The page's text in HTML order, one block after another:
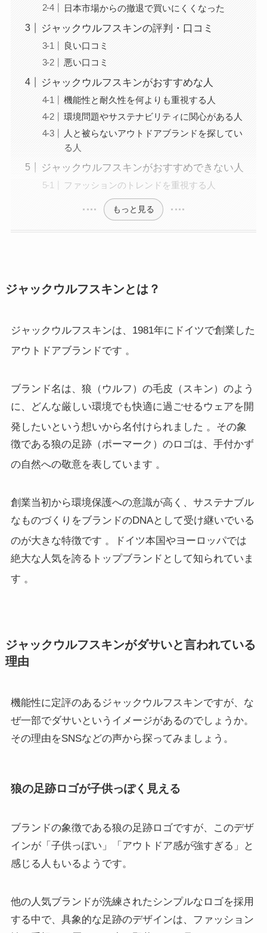
日本市場からの撤退で買いにくくなった
ジャックウルフスキンの評判・口コミ
良い口コミ
悪い口コミ
ジャックウルフスキンがおすすめな人
機能性と耐久性を何よりも重視する人
環境問題やサステナビリティに関心がある人
人と被らないアウトドアブランドを探してい
る人
ジャックウルフスキンがおすすめできない人
ファッションのトレンドを重視する人
もっと見る
ジャックウルフスキンとは？
ジャックウルフスキンは、1981年にドイツで創業した
アウトドアブランドです 。
ブランド名は、狼（ウルフ）の毛皮（スキン）のよう
に、どんな厳しい環境でも快適に過ごせるウェアを開
発したいという想いから名付けられました 。その象
徴である狼の足跡（ポーマーク）のロゴは、手付かず
の自然への敬意を表しています 。
創業当初から環境保護への意識が高く、サステナブル
なものづくりをブランドのDNAとして受け継いでいる
のが大きな特徴です 。ドイツ本国やヨーロッパでは
絶大な人気を誇るトップブランドとして知られていま
す 。
ジャックウルフスキンがダサいと言われている
理由
機能性に定評のあるジャックウルフスキンですが、な
ぜ一部でダサいというイメージがあるのでしょうか。
その理由をSNSなどの声から探ってみましょう。
狼の足跡ロゴが子供っぽく見える
ブランドの象徴である狼の足跡ロゴですが、このデザ
インが「子供っぽい」「アウトドア感が強すぎる」と
感じる人もいるようです。
他の人気ブランドが洗練されたシンプルなロゴを採用
する中で、具象的な足跡のデザインは、ファッション